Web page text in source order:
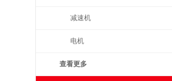
减速机
电机
查看更多